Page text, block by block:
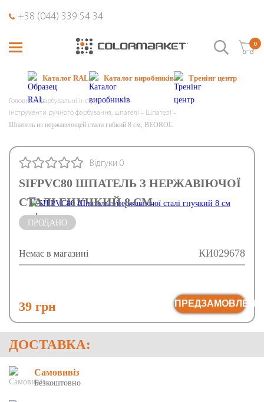
+38 (044) 339 54 34
0
Каталог RAL Каталог виробників Тренінг центр
Головна
Фарбувальні інструменти
Інструменти ручного фарбування, шпателі
Шпателі
Шпатель из нержавеющей стали гибкий 8 см, BEOROL
SIFPVC80 ШПАТЕЛЬ З НЕРЖАВІЮЧОЇ
СТАЛІ ГНУЧКИЙ 8 СМ
Відгуки 0
КИ029678
Немає в магазині
ПРОДАНО
39 грн
ДОСТАВКА:
Самовивіз
Безкоштовно